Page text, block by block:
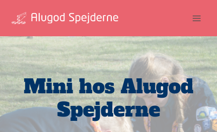
Mini hos Alugod
Spejderne